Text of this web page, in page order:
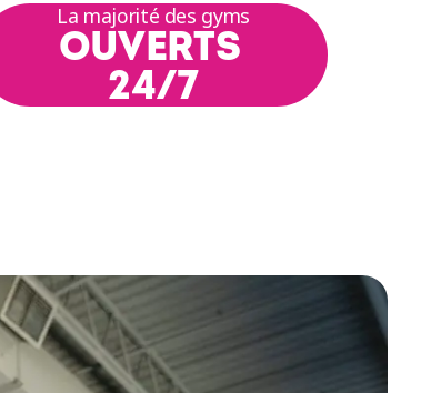
La majorité des gyms
OUVERTS
24/7